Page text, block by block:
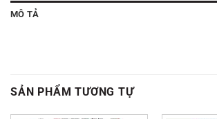
MÔ TẢ
SẢN PHẨM TƯƠNG TỰ